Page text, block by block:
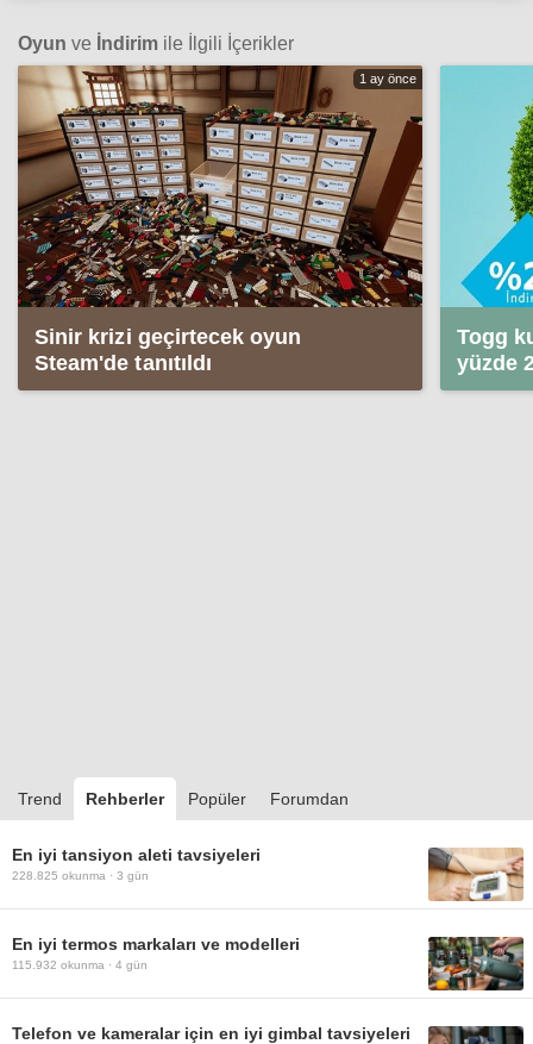
Oyun ve İndirim ile İlgili İçerikler
1 ay önce
Sinir krizi geçirtecek oyun
Steam'de tanıtıldı
Togg
yüzde
Trend Rehberler Popüler Forumdan
En iyi tansiyon aleti tavsiyeleri
228.825 okunma · 3 gün
En iyi termos markaları ve modelleri
115.932 okunma · 4 gün
Telefon ve kameralar için en iyi gimbal tavsiyeleri